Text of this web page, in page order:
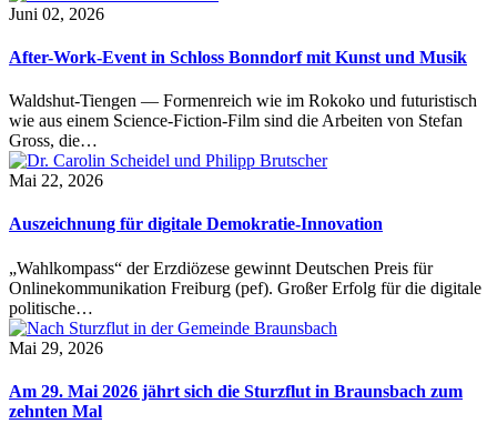
Juni 02, 2026
After-Work-Event in Schloss Bonndorf mit Kunst und Musik
Waldshut-Tiengen — Formenreich wie im Rokoko und futuristisch
wie aus einem Science-Fiction-Film sind die Arbeiten von Stefan
Gross, die…
Mai 22, 2026
Auszeichnung für digitale Demokratie-Innovation
„Wahlkompass“ der Erzdiözese gewinnt Deutschen Preis für
Onlinekommunikation Freiburg (pef). Großer Erfolg für die digitale
politische…
Mai 29, 2026
Am 29. Mai 2026 jährt sich die Sturzflut in Braunsbach zum
zehnten Mal